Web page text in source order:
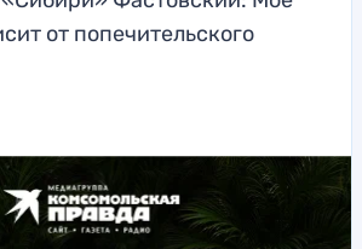
от попечительского